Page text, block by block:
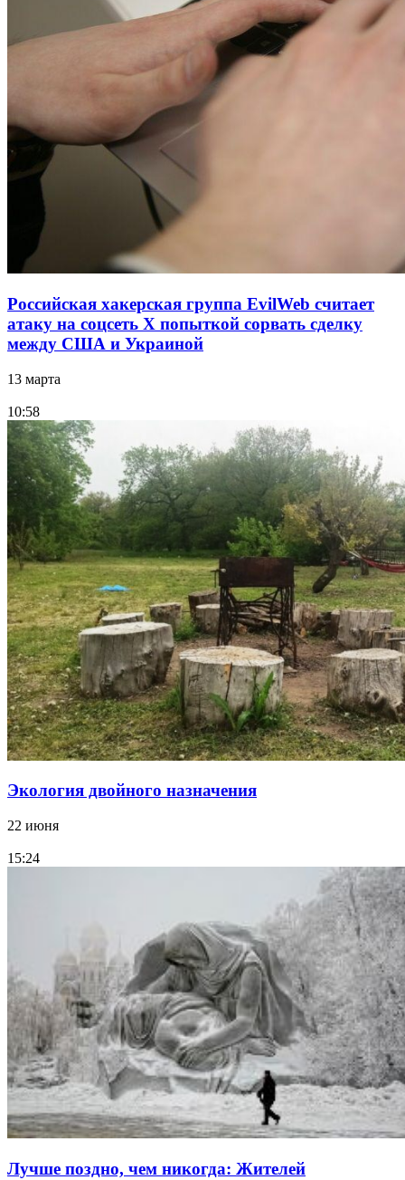
Российская хакерская группа EvilWeb считает
атаку на соцсеть Х попыткой сорвать сделку
между США и Украиной
13 марта
10:58
Экология двойного назначения
22 июня
15:24
Лучше поздно, чем никогда: Жителей